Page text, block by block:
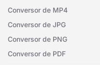
Conversor de MP4
Conversor de JPG
Conversor de PNG
Conversor de PDF